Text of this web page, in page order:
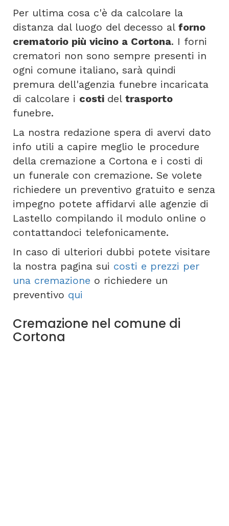
Per ultima cosa c'è da calcolare la
distanza dal luogo del decesso al forno
crematorio più vicino a Cortona. I forni
crematori non sono sempre presenti in
ogni comune italiano, sarà quindi
premura dell'agenzia funebre incaricata
di calcolare i costi del trasporto
funebre.
La nostra redazione spera di avervi dato
info utili a capire meglio le procedure
della cremazione a Cortona e i costi di
un funerale con cremazione. Se volete
richiedere un preventivo gratuito e senza
impegno potete affidarvi alle agenzie di
Lastello compilando il modulo online o
contattandoci telefonicamente.
In caso di ulteriori dubbi potete visitare
la nostra pagina sui costi e prezzi per
una cremazione o richiedere un
preventivo qui
Cremazione nel comune di
Cortona